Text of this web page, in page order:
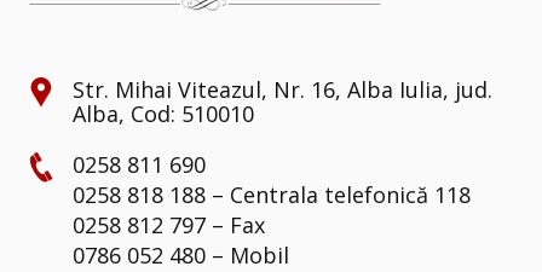
Str. Mihai Viteazul, Nr. 16, Alba Iulia, jud.
Alba, Cod: 510010
0258 811 690
0258 818 188 – Centrala telefonică 118
0258 812 797 – Fax
0786 052 480 – Mobil